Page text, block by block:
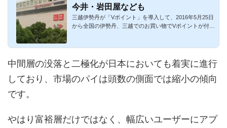
今井・岩田屋なども
三越伊勢丹が「Vポイント」を導入して、2016年5月25日
から全国の伊勢丹、三越でのお買い物でVポイントが付与
中間層の没落と二極化が日本においても着実に進行
しており、市場のパイは頭数の側面では縮小の傾向
です。
やはり富裕層だけではなく、幅広いユーザーにアプ